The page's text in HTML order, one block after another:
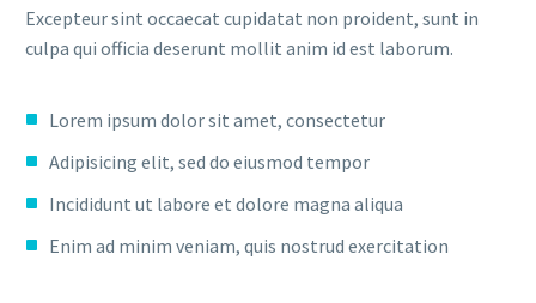
Excepteur sint occaecat cupidatat non proident, sunt in
culpa qui officia deserunt mollit anim id est laborum.
Lorem ipsum dolor sit amet, consectetur
Adipisicing elit, sed do eiusmod tempor
Incididunt ut labore et dolore magna aliqua
Enim ad minim veniam, quis nostrud exercitation